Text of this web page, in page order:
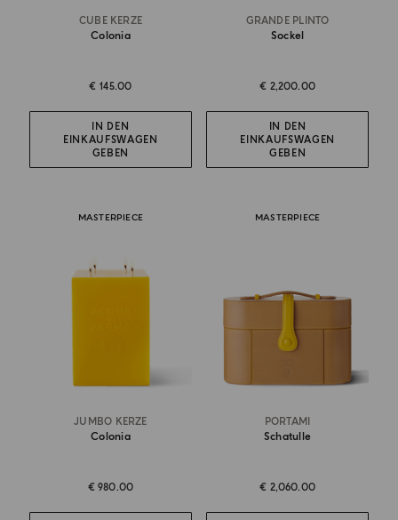
CUBE KERZE
Colonia
€ 145.00
IN DEN
EINKAUFSWAGEN
GEBEN
GRANDE PLINTO
Sockel
€ 2,200.00
IN DEN
EINKAUFSWAGEN
GEBEN
MASTERPIECE
JUMBO KERZE
Colonia
€ 980.00
MASTERPIECE
PORTAMI
Schatulle
€ 2,060.00